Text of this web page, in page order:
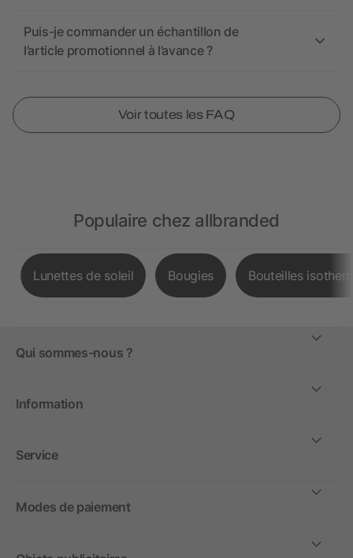
Puis-je commander un échantillon de
l’article promotionnel à l’avance ?
Voir toutes les FAQ
Populaire chez allbranded
Lunettes de soleil Bougies Bouteilles
Qui sommes-nous ?
Information
Service
Modes de paiement